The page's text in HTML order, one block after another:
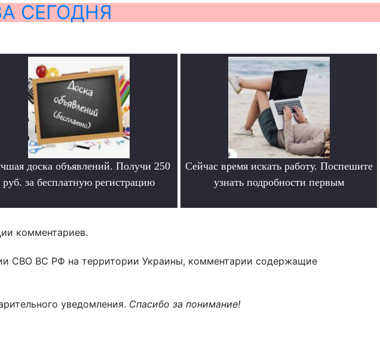
СЕГОДНЯ
доска объявлений. Получи 250
руб. за бесплатную регистрацию
Сейчас время искать работу. Поспешите
узнать подробности первым
комментариев.
СВО ВС РФ на территории Украины, комментарии содержащие
уведомления. Спасибо за понимание!